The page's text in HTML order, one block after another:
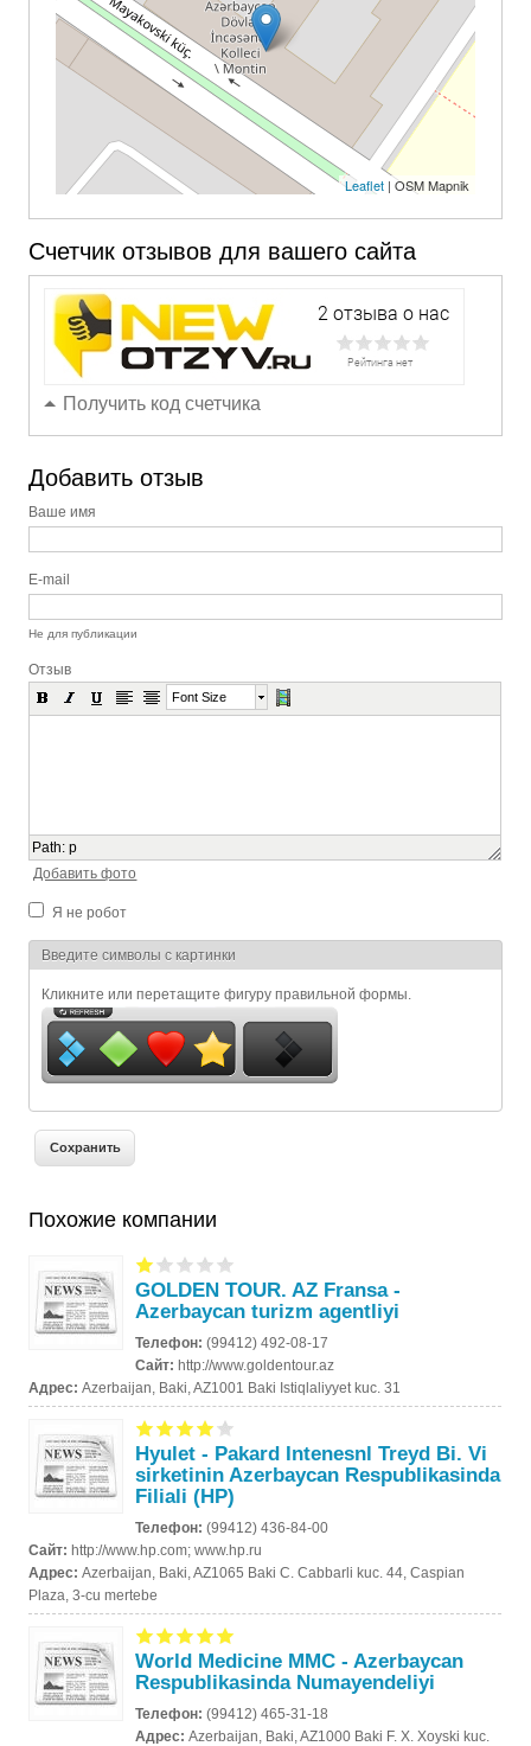
Leaflet| OSM Mapnik
Счетчик отзывов для вашего сайта
Получить код счетчика
Добавить отзыв
Ваше имя
E-mail
Не для публикации
Отзыв
Font Size
Path:p
Добавить фото
Я не робот
Я спамер
Введите символы с картинки
Кликните или перетащите фигуру правильной формы.
Похожие компании
GOLDEN TOUR. AZ Fransa -
Azerbaycan turizm agentliyi
Телефон:(99412) 492-08-17
Сайт:http://www.goldentour.az
Адрес:Azerbaijan, Baki, AZ1001 Baki Istiqlaliyyet kuc. 31
Hyulet - Pakard Intenesnl Treyd Bi. Vi
sirketinin Azerbaycan Respublikasinda
Filiali (HP)
Телефон:(99412) 436-84-00
Сайт:http://www.hp.com; www.hp.ru
Адрес:Azerbaijan, Baki, AZ1065 Baki C. Cabbarli kuc. 44, Caspian
Plaza, 3-cu mertebe
World Medicine MMC - Azerbaycan
Respublikasinda Numayendeliyi
Телефон:(99412) 465-31-18
Адрес:Azerbaijan, Baki, AZ1000 Baki F. X. Xoyski kuc.